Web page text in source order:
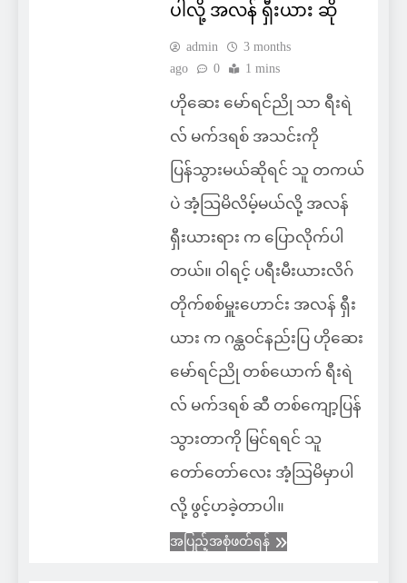
ပါလို့ အလန် ရှီးယား ဆို
admin
3 months
ago
0 1 mins
ဟိုဆေး မော်ရင်ညို သာ ရီးရဲ
လ် မက်ဒရစ် အသင်းကို
ပြန်သွားမယ်ဆိုရင် သူ တကယ်
ပဲ အံ့သြမိလိမ့်မယ်လို့ အလန်
ရှီးယားရား က ပြောလိုက်ပါ
တယ်။ ဝါရင့် ပရီးမီးယားလိဂ်
တိုက်စစ်မှူးဟောင်း အလန် ရှီး
ယား က ဂန္ထဝင်နည်းပြ ဟိုဆေး
မော်ရင်ညို တစ်ယောက် ရီးရဲ
လ် မက်ဒရစ် ဆီ တစ်ကျော့ပြန်
သွားတာကို မြင်ရရင် သူ
တော်တော်လေး အံ့သြမိမှာပါ
လို့ ဖွင့်ဟခဲ့တာပါ။
အပြည့်အစုံဖတ်ရန်